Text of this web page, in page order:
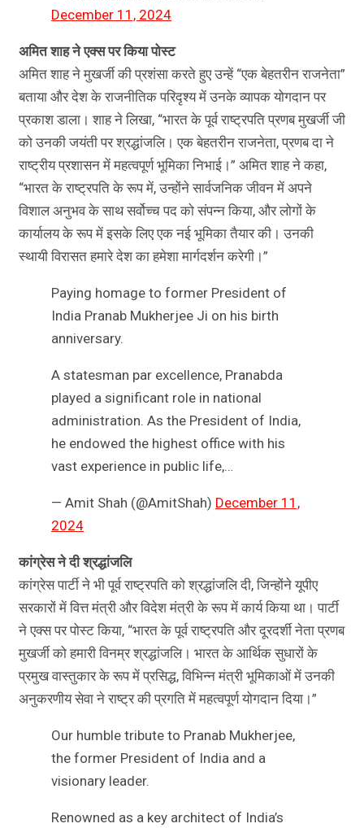
December 11, 2024
अमित शाह ने एक्स पर किया पोस्ट
अमित शाह ने मुखर्जी की प्रशंसा करते हुए उन्हें “एक बेहतरीन राजनेता”
बताया और देश के राजनीतिक परिदृश्य में उनके व्यापक योगदान पर
प्रकाश डाला। शाह ने लिखा, “भारत के पूर्व राष्ट्रपति प्रणब मुखर्जी जी
को उनकी जयंती पर श्रद्धांजलि। एक बेहतरीन राजनेता, प्रणब दा ने
राष्ट्रीय प्रशासन में महत्वपूर्ण भूमिका निभाई।” अमित शाह ने कहा,
“भारत के राष्ट्रपति के रूप में, उन्होंने सार्वजनिक जीवन में अपने
विशाल अनुभव के साथ सर्वोच्च पद को संपन्न किया, और लोगों के
कार्यालय के रूप में इसके लिए एक नई भूमिका तैयार की। उनकी
स्थायी विरासत हमारे देश का हमेशा मार्गदर्शन करेगी।”
Paying homage to former President of
India Pranab Mukherjee Ji on his birth
anniversary.
A statesman par excellence, Pranabda
played a significant role in national
administration. As the President of India,
he endowed the highest office with his
vast experience in public life,…
— Amit Shah (@AmitShah) December 11,
2024
कांग्रेस ने दी श्रद्धांजलि
कांग्रेस पार्टी ने भी पूर्व राष्ट्रपति को श्रद्धांजलि दी, जिन्होंने यूपीए
सरकारों में वित्त मंत्री और विदेश मंत्री के रूप में कार्य किया था। पार्टी
ने एक्स पर पोस्ट किया, “भारत के पूर्व राष्ट्रपति और दूरदर्शी नेता प्रणब
मुखर्जी को हमारी विनम्र श्रद्धांजलि। भारत के आर्थिक सुधारों के
प्रमुख वास्तुकार के रूप में प्रसिद्ध, विभिन्न मंत्री भूमिकाओं में उनकी
अनुकरणीय सेवा ने राष्ट्र की प्रगति में महत्वपूर्ण योगदान दिया।”
Our humble tribute to Pranab Mukherjee,
the former President of India and a
visionary leader.
Renowned as a key architect of India’s